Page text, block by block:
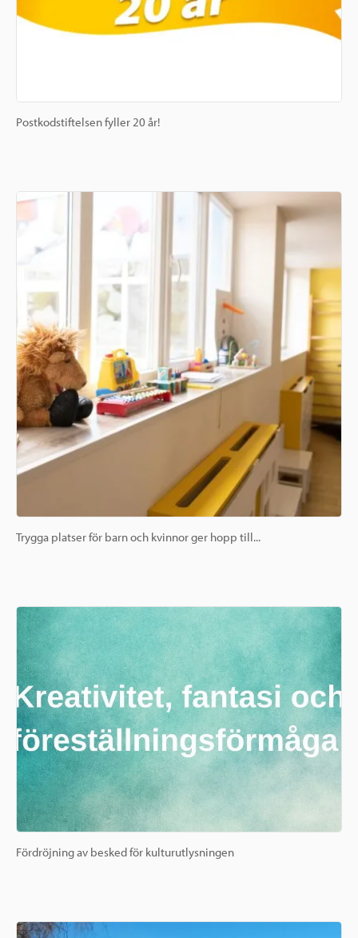
Postkodstiftelsen fyller 20 år!
Trygga platser för barn och kvinnor ger hopp till...
Fördröjning av besked för kulturutlysningen